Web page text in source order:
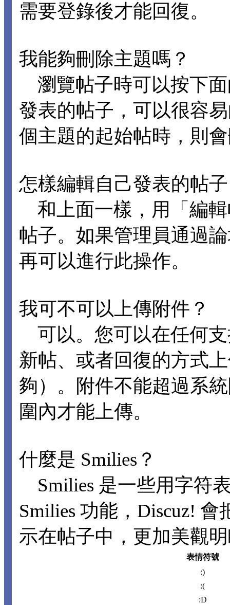
需要登錄後才能回復。
我能夠刪除主題嗎？
瀏覽帖子時可以按下
發表的帖子，可以很容
個主題的起始帖時，則
怎樣編輯自己發表的帖
和上面一樣，用「編
帖子。如果管理員通過
再可以進行此操作。
我可不可以上傳附件？
可以。您可以在任何
新帖、或者回復的方式
夠）。附件不能超過系
圍內才能上傳。
什麼是 Smilies？
Smilies 是一些用字符
Smilies 功能，Discuz!
示在帖子中，更加美觀
表情符號
:)
:(
:D